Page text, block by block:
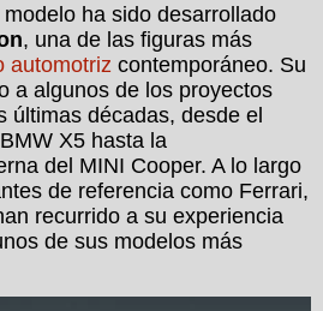
ha sido desarrollado
, una de las figuras más
automotriz contemporáneo. Su
a algunos de los proyectos
últimas décadas, desde el
X5 hasta la
del MINI Cooper. A lo largo
de referencia como Ferrari,
recurrido a su experiencia
de sus modelos más